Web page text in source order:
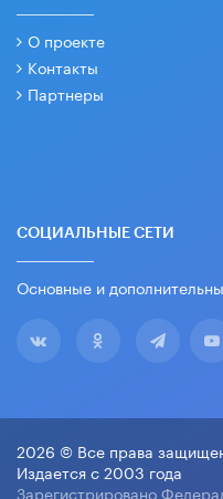
О проекте
Контакты
Партнеры
СОЦИАЛЬНЫЕ СЕТИ
Основные и
2026 © Все права
Издается с 2003 года
Зарегистрировано